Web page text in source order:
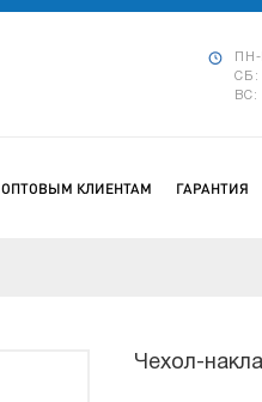
СБ:
ВС:
ОПТОВЫМ КЛИЕНТАМ ГАРАНТИЯ
Чехол-